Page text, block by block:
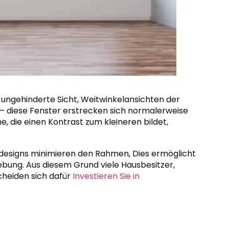
Sicht, Weitwinkelansichten der
diese Fenster erstrecken sich normalerweise
die einen Kontrast zum kleineren bildet,
minimieren den Rahmen, Dies ermöglicht
Aus diesem Grund viele Hausbesitzer,
sich dafür Investieren Sie in